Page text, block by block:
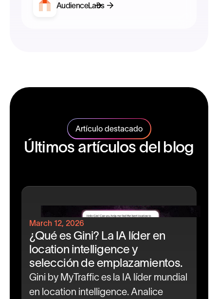
AudienceLabs
Artículo destacado
Últimos artículos del blog
March 12, 2026
¿Qué es Gini? La IA líder en
location intelligence y
selección de emplazamientos.
Gini by MyTraffic es la IA líder mundial
en location intelligence. Analice